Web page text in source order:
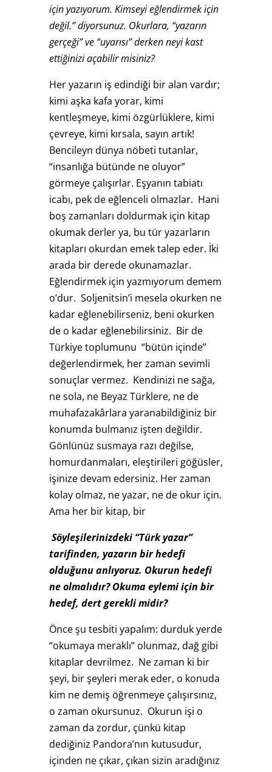
için yazıyorum. Kimseyi eğlendirmek için
değil.” diyorsunuz. Okurlara, “yazarın
gerçeği” ve “uyarısı” derken neyi kast
ettiğinizi açabilir misiniz?
Her yazarın iş edindiği bir alan vardır;
kimi aşka kafa yorar, kimi
kentleşmeye, kimi özgürlüklere, kimi
çevreye, kimi kırsala, sayın artık!
Bencileyn dünya nöbeti tutanlar,
“insanlığa bütünde ne oluyor”
görmeye çalışırlar. Eşyanın tabiatı
icabı, pek de eğlenceli olmazlar. Hani
boş zamanları doldurmak için kitap
okumak derler ya, bu tür yazarların
kitapları okurdan emek talep eder. İki
arada bir derede okunamazlar.
Eğlendirmek için yazmıyorum demem
o’dur. Soljenitsin’i mesela okurken ne
kadar eğlenebilirseniz, beni okurken
de o kadar eğlenebilirsiniz. Bir de
Türkiye toplumunu “bütün içinde”
değerlendirmek, her zaman sevimli
sonuçlar vermez. Kendinizi ne sağa,
ne sola, ne Beyaz Türklere, ne de
muhafazakârlara yaranabildiğiniz bir
konumda bulmanız işten değildir.
Gönlünüz susmaya razı değilse,
homurdanmaları, eleştirileri göğüsler,
işinize devam edersiniz. Her zaman
kolay olmaz, ne yazar, ne de okur için.
Ama her bir kitap, bir
Söyleşilerinizdeki “Türk yazar”
tarifinden, yazarın bir hedefi
olduğunu anlıyoruz. Okurun hedefi
ne olmalıdır? Okuma eylemi için bir
hedef, dert gerekli midir?
Önce şu tesbiti yapalım: durduk yerde
“okumaya meraklı” olunmaz, dağ gibi
kitaplar devrilmez. Ne zaman ki bir
şeyi, bir şeyleri merak eder, o konuda
kim ne demiş öğrenmeye çalışırsınız,
o zaman okursunuz. Okurun işi o
zaman da zordur, çünkü kitap
dediğiniz Pandora’nın kutusudur,
içinden ne çıkar, çıkan sizin aradığınız